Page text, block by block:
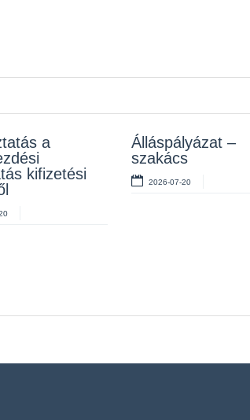
a
kifizetési
Álláspályázat –
szakács
2026-07-20
kihirdetése
Álláspályázat –
takarító
2026-07-06